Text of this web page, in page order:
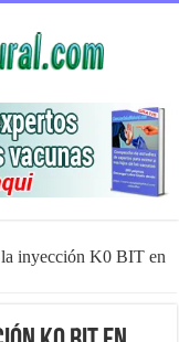
inyección K0 BIT en